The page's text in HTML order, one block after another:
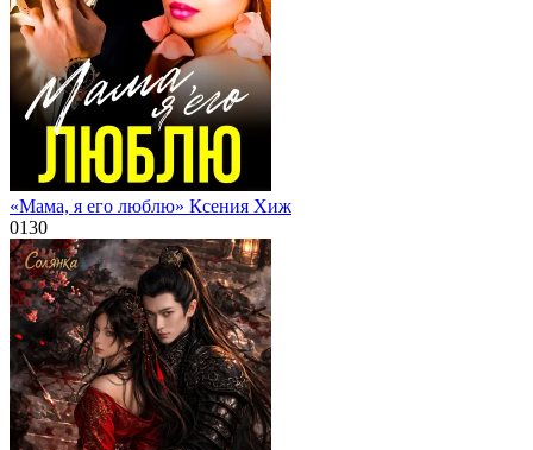
«Мама, я его люблю» Ксения Хиж
0130